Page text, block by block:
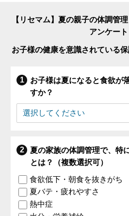
【リセマム】夏の親子の体調管
アンケート
お子様の健康を意識されている保
お子様は夏になると食欲が
すか？
夏の家族の体調管理で、特
とは？（複数選択可）
食欲低下・朝食を抜きがち
夏バテ・疲れやすさ
熱中症